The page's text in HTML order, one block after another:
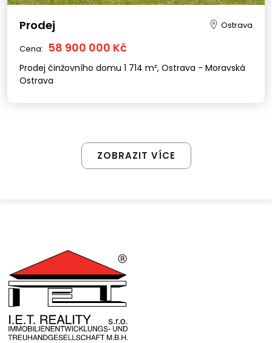
Prodej Ostrava
Cena: 58 900 000 Kč
Prodej činžovního domu 1 714 m², Ostrava - Moravská
Ostrava
ZOBRAZIT VÍCE